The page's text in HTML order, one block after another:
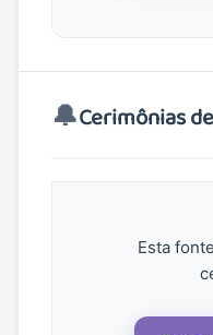
🔔Cerimônias
Esta